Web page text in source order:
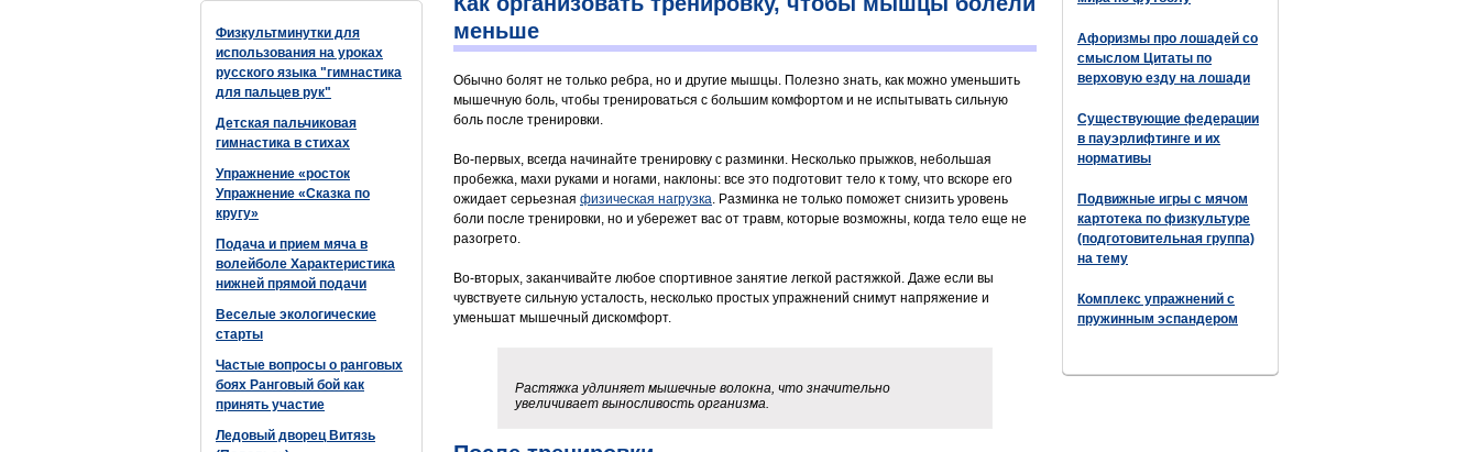
Афоризмы про лошадей со
смыслом Цитаты по
верховую езду на лошади
Существующие федерации
в пауэрлифтинге и их
нормативы
Подвижные игры с мячом
картотека по физкультуре
(подготовительная группа)
на тему
Комплекс упражнений с
пружинным эспандером
Физкультминутки для
использования на уроках
русского языка "гимнастика
для пальцев рук"
Детская пальчиковая
гимнастика в стихах
Упражнение «росток
Упражнение «Сказка по
кругу»
Подача и прием мяча в
волейболе Характеристика
нижней прямой подачи
Веселые экологические
старты
Частые вопросы о ранговых
боях Ранговый бой как
принять участие
Ледовый дворец Витязь
меньше
Обычно болят не только ребра, но и другие мышцы. Полезно знать, как можно уменьшить
мышечную боль, чтобы тренироваться с большим комфортом и не испытывать сильную
боль после тренировки.
Во-первых, всегда начинайте тренировку с разминки. Несколько прыжков, небольшая
пробежка, махи руками и ногами, наклоны: все это подготовит тело к тому, что вскоре его
ожидает серьезная физическая нагрузка. Разминка не только поможет снизить уровень
боли после тренировки, но и убережет вас от травм, которые возможны, когда тело еще не
разогрето.
Во-вторых, заканчивайте любое спортивное занятие легкой растяжкой. Даже если вы
чувствуете сильную усталость, несколько простых упражнений снимут напряжение и
уменьшат мышечный дискомфорт.
Растяжка удлиняет мышечные волокна, что значительно
увеличивает выносливость организма.